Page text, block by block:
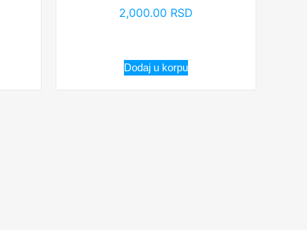
2,000.00 RSD
Dodaj u korpu